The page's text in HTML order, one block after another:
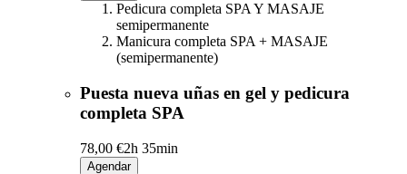
Pedicura completa SPA Y MASAJE
semipermanente
Manicura completa SPA + MASAJE
(semipermanente)
Puesta nueva uñas en gel y pedicura
completa SPA
78,00 €2h 35min
Agendar